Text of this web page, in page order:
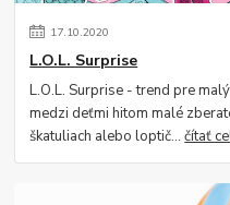
17.10.2020
L.O.L. Surprise
L.O.L. Surprise - trend pre
medzi deťmi hitom malé
škatuliach alebo loptič...čítať